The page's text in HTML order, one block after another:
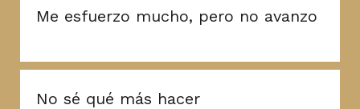
Me esfuerzo mucho, pero no avanzo
No sé qué más hacer